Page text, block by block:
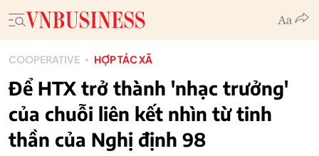
COOPERATIVE HỢP TÁC XÃ
Để HTX trở thành 'nhạc trưởng'
của chuỗi liên kết nhìn từ tinh
thần của Nghị định 98